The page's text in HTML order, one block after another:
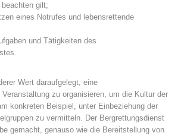
gilt;
eines Notrufes und lebensrettende
und Tätigkeiten des
Wert daraufgelegt, eine
zu organisieren, um die Kultur der
konkreten Beispiel, unter Einbeziehung der
zu vermitteln. Der Bergrettungsdienst
gemacht, genauso wie die Bereitstellung von